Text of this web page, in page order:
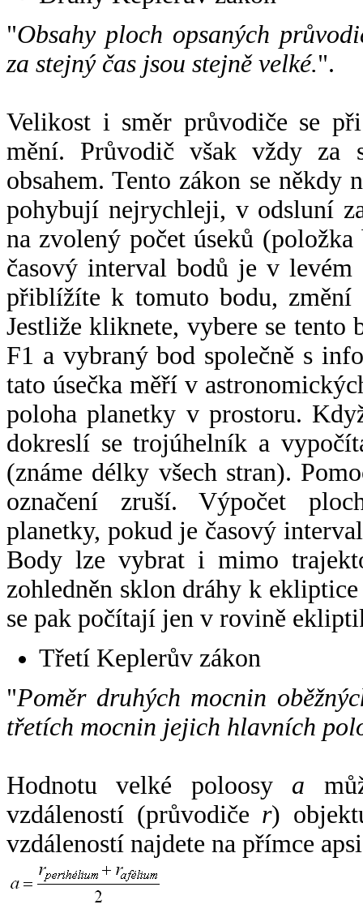
"Obsahy ploch opsaných
za stejný čas jsou stejně velké.".
Velikost i směr průvodiče se
mění. Průvodič však vždy za
obsahem. Tento zákon se někdy
pohybují nejrychleji, v odsluní
na zvolený počet úseků
časový interval bodů je v
přiblížíte k tomuto bodu,
Jestliže kliknete, vybere se tento
F1 a vybraný bod společně s
tato úsečka měří v
poloha planetky v prostoru.
dokreslí se trojúhelník a
(známe délky všech stran).
označení zruší. Výpočet
planetky, pokud je časový
Body lze vybrat i mimo
zohledněn sklon dráhy k
se pak počítají jen v rovině
Třetí Keplerův zákon
"Poměr druhých mocnin
třetích mocnin jejich hlavních
Hodnotu velké poloosy a
vzdáleností (průvodiče r)
vzdáleností najdete na přímce